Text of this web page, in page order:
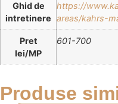
Ghid de
intretinere
https://
areas/kahrs-
Pret
lei/MP
601-700
Produse